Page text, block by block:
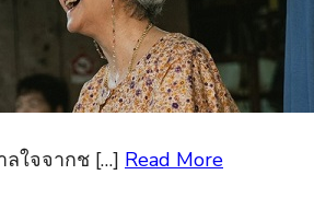
ลใจจากช […] Read More